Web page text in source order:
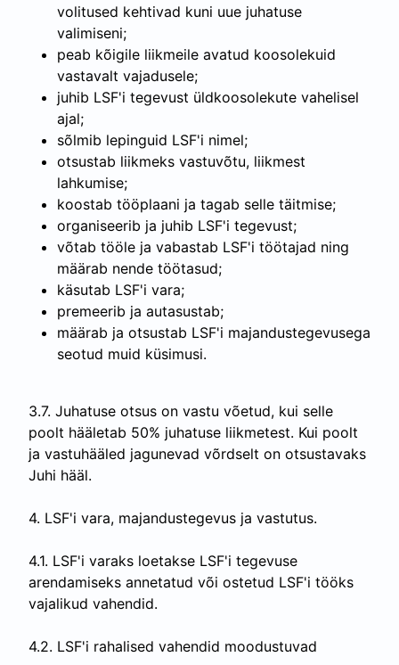
volitused kehtivad kuni uue juhatuse
valimiseni;
peab kõigile liikmeile avatud koosolekuid
vastavalt vajadusele;
juhib LSF'i tegevust üldkoosolekute vahelisel
ajal;
sõlmib lepinguid LSF'i nimel;
otsustab liikmeks vastuvõtu, liikmest
lahkumise;
koostab tööplaani ja tagab selle täitmise;
organiseerib ja juhib LSF'i tegevust;
võtab tööle ja vabastab LSF'i töötajad ning
määrab nende töötasud;
käsutab LSF'i vara;
premeerib ja autasustab;
määrab ja otsustab LSF'i majandustegevusega
seotud muid küsimusi.
3.7. Juhatuse otsus on vastu võetud, kui selle
poolt hääletab 50% juhatuse liikmetest. Kui poolt
ja vastuhääled jagunevad võrdselt on otsustavaks
Juhi hääl.
4. LSF'i vara, majandustegevus ja vastutus.
4.1. LSF'i varaks loetakse LSF'i tegevuse
arendamiseks annetatud või ostetud LSF'i tööks
vajalikud vahendid.
4.2. LSF'i rahalised vahendid moodustuvad